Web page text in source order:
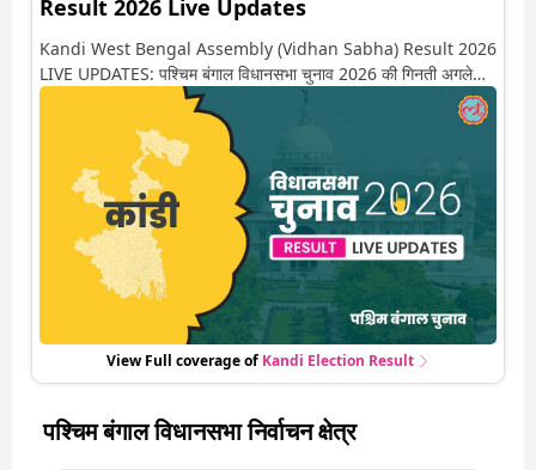
Result 2026 Live Updates
Kandi West Bengal Assembly (Vidhan Sabha) Result 2026
LIVE UPDATES: पश्चिम बंगाल विधानसभा चुनाव 2026 की गिनती अगले
कुछ ही देर में शुरू होने वाली है. यहां देखें कांडी सीट पर कौन आगे-कौन पीछे से
लेकर किस तरफ जा रहें है रुझान. साथ ही पाइए इस सीट पर हो रही हर एक
हलचल की अपडेट वो भी रियल टाइम में
View Full coverage of Kandi Election Result
पश्चिम बंगाल विधानसभा निर्वाचन क्षेत्र